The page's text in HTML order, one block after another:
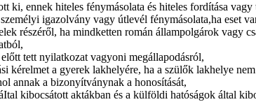
ki, ennek hiteles fénymásolata és hiteles fordítása
igazolvány vagy útlevél fénymásolata,ha eset
részéről, ha mindketten román állampolgárok vagy
tett nyilatkozat vagyoni megállapodásról,
kérelmet a gyerek lakhelyére, ha a szülők lakhelye
annak a bizonyítványnak a honosítását,
kibocsátott aktákban és a külföldi hatóságok által